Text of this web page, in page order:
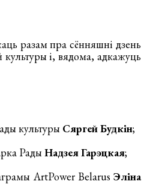
разам пра сённяшні дзень
культуры і, вядома, адкажуць
культуры Сяргей Будкін;
Рады Надзея Гарэцкая;
ArtPower Belarus Эліна